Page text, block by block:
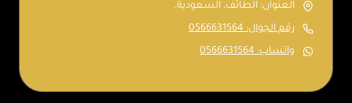
العنوان: الطائف، السعودية.
رقم الجوال: 0566631564
واتساب: 0566631564